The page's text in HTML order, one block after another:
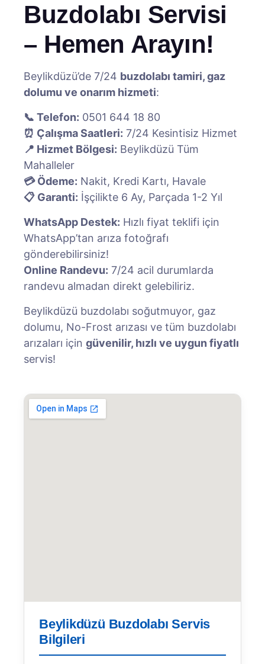
Buzdolabı Servisi
– Hemen Arayın!
Beylikdüzü’de 7/24 buzdolabı tamiri, gaz
dolumu ve onarım hizmeti:
📞 Telefon: 0501 644 18 80
⏰ Çalışma Saatleri: 7/24 Kesintisiz Hizmet
📍 Hizmet Bölgesi: Beylikdüzü Tüm
Mahalleler
💳 Ödeme: Nakit, Kredi Kartı, Havale
📋 Garanti: İşçilikte 6 Ay, Parçada 1-2 Yıl
WhatsApp Destek: Hızlı fiyat teklifi için
WhatsApp’tan arıza fotoğrafı
gönderebilirsiniz!
Online Randevu: 7/24 acil durumlarda
randevu almadan direkt gelebiliriz.
Beylikdüzü buzdolabı soğutmuyor, gaz
dolumu, No-Frost arızası ve tüm buzdolabı
arızaları için güvenilir, hızlı ve uygun fiyatlı
servis!
Beylikdüzü Buzdolabı Servis
Bilgileri